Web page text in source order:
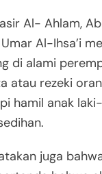
Al- Ahlam,
Al-Ihsa’i
di alami
atau rezeki
hamil anak
juga